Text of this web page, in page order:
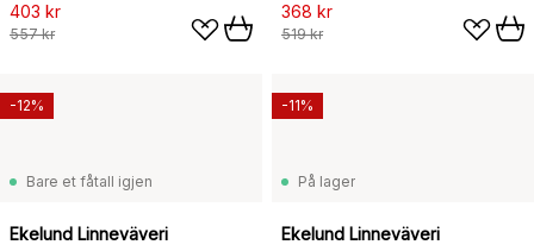
403 kr
557 kr
368 kr
519 kr
Bare et fåtall igjen
Ekelund Linneväveri
-12%
På lager
Ekelund Linneväveri
-11%